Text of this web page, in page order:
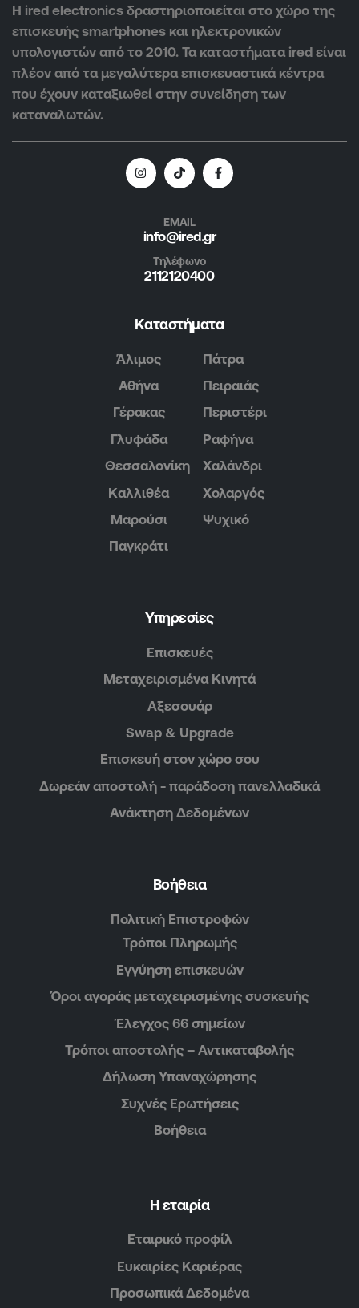
Η ired electronics δραστηριοποιείται στο χώρο της
επισκευής smartphones και ηλεκτρονικών
υπολογιστών από το 2010. Τα καταστήματα ired είναι
πλέον από τα μεγαλύτερα επισκευαστικά κέντρα
που έχουν καταξιωθεί στην συνείδηση των
καταναλωτών.
EMAIL
info@ired.gr
Τηλέφωνο
2112120400
Καταστήματα
Άλιμος
Αθήνα
Γέρακας
Γλυφάδα
Θεσσαλονίκη
Καλλιθέα
Μαρούσι
Παγκράτι
Πάτρα
Πειραιάς
Περιστέρι
Ραφήνα
Χαλάνδρι
Χολαργός
Ψυχικό
Υπηρεσίες
Επισκευές
Μεταχειρισμένα Κινητά
Αξεσουάρ
Swap & Upgrade
Επισκευή στον χώρο σου
Δωρεάν αποστολή - παράδοση πανελλαδικά
Ανάκτηση Δεδομένων
Βοήθεια
Πολιτική Επιστροφών
Τρόποι Πληρωμής
Εγγύηση επισκευών
Όροι αγοράς μεταχειρισμένης συσκευής
Έλεγχος 66 σημείων
Τρόποι αποστολής – Αντικαταβολής
Δήλωση Υπαναχώρησης
Συχνές Ερωτήσεις
Βοήθεια
Η εταιρία
Εταιρικό προφίλ
Ευκαιρίες Καριέρας
Προσωπικά Δεδομένα